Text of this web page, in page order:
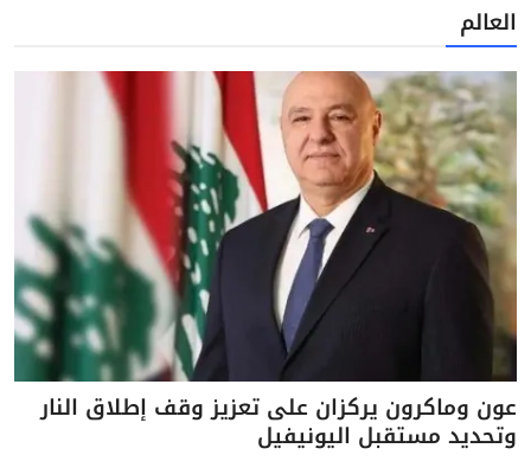
العالم
عون وماكرون يركزان على تعزيز وقف إطلاق النار
وتحديد مستقبل اليونيفيل